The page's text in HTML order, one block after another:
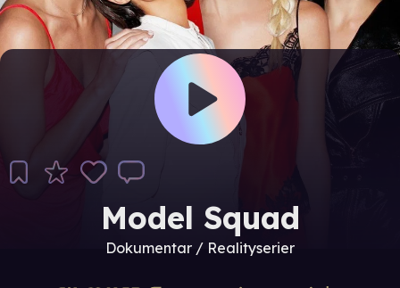
Model Squad
Dokumentar / Realityserier